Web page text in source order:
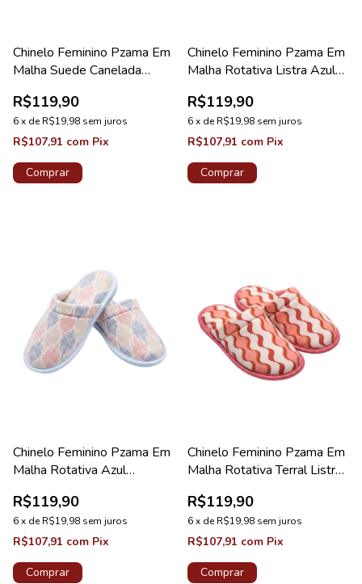
Chinelo Feminino Pzama Em
Malha Suede Canelada
R$119,90
6x deR$19,98 sem juros
R$107,91 com Pix
Comprar
Chinelo Feminino Pzama Em
Malha Rotativa Listra Azul
R$119,90
6x deR$19,98 sem juros
R$107,91 com Pix
Comprar
Chinelo Feminino Pzama Em
Malha Rotativa Azul
R$119,90
6x deR$19,98 sem juros
R$107,91 com Pix
Comprar
Chinelo Feminino Pzama Em
Malha Rotativa Terral Listra
R$119,90
6x deR$19,98 sem juros
R$107,91 com Pix
Comprar